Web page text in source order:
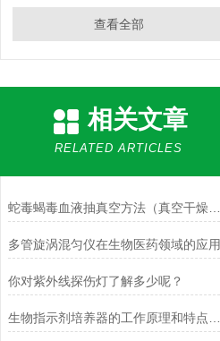
查看全部
相关文章
RELATED ARTICLES
多管旋涡混匀仪在生物医药领域的应用
你对紫外线探伤灯了解多少呢？